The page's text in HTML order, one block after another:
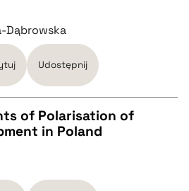
Dąbrowska
Udostępnij
of Polarisation of
in Poland